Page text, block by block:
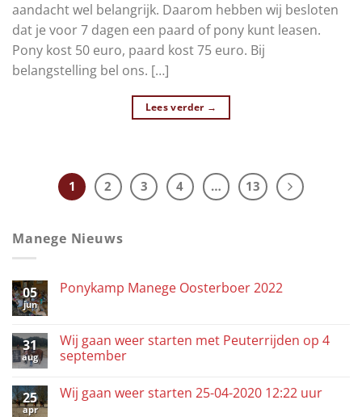
aandacht wel belangrijk. Daarom hebben wij besloten
dat je voor 7 dagen een paard of pony kunt leasen.
Pony kost 50 euro, paard kost 75 euro. Bij
belangstelling bel ons. […]
Lees verder →
1 2 3 4 … 13
Manege Nieuws
05
jun
Ponykamp Manege Oosterboer 2022
31
aug
Wij gaan weer starten met Peuterrijden op 4
september
25
apr
Wij gaan weer starten 25-04-2020 12:22 uur